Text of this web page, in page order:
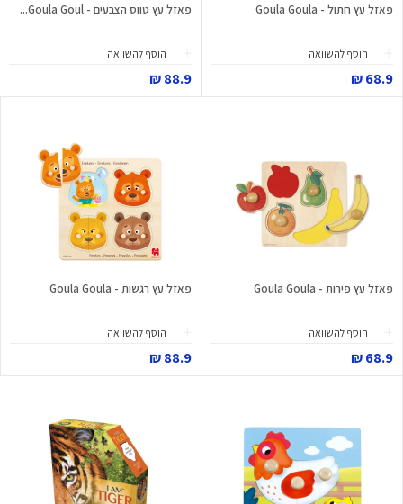
פאזל עץ חתול - Goula Goula
הוסף להשוואה
68.9 ₪
פאזל עץ טווס הצבעים - Goula Goul...
הוסף להשוואה
88.9 ₪
פאזל עץ פירות - Goula Goula
הוסף להשוואה
68.9 ₪
פאזל עץ רגשות - Goula Goula
הוסף להשוואה
88.9 ₪